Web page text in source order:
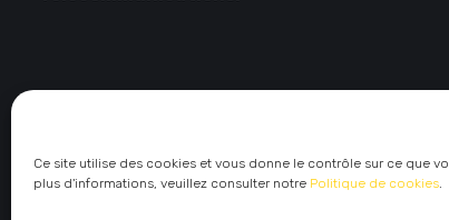
Ce site utilise des cookies et vous donne le contrôle sur ce que
plus d'informations, veuillez consulter notre Politique de cookies.